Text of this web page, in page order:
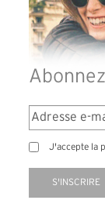
J'accepte la
S'INSCRIRE